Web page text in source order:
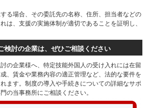
る場合、その委託先の名称、住所、担当者などの
は、支援の実施体制が適切であることを証明し、
検討の企業は、ぜひご相談ください
の企業様へ、特定技能外国人の受け入れには在留
、賃金や業務内容の適正管理など、法的な要件を
ます。制度の導入や手続きについての詳細なサポ
の当事務所にご相談ください。